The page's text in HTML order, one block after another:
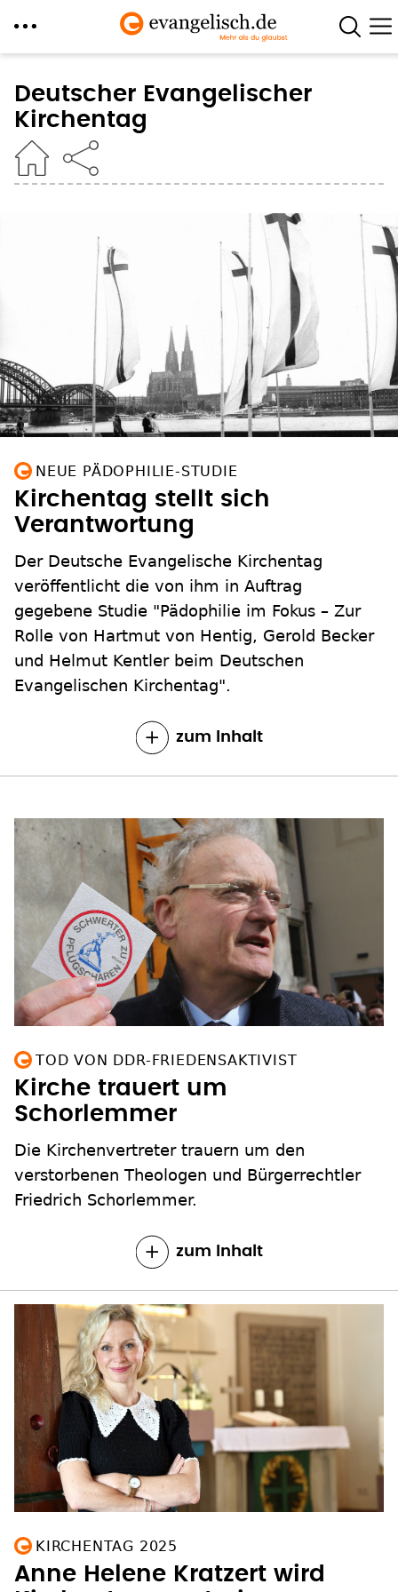
zum
Inhalt
Deutscher Evangelischer
Kirchentag
NEUE PÄDOPHILIE-STUDIE
Kirchentag stellt sich
Verantwortung
Der Deutsche Evangelische Kirchentag
veröffentlicht die von ihm in Auftrag
gegebene Studie "Pädophilie im Fokus – Zur
Rolle von Hartmut von Hentig, Gerold Becker
und Helmut Kentler beim Deutschen
Evangelischen Kirchentag".
zum Inhalt
TOD VON DDR-FRIEDENSAKTIVIST
Kirche trauert um
Schorlemmer
Die Kirchenvertreter trauern um den
verstorbenen Theologen und Bürgerrechtler
Friedrich Schorlemmer.
zum Inhalt
KIRCHENTAG 2025
Anne Helene Kratzert wird